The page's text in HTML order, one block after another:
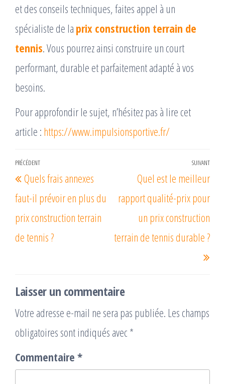
et des conseils techniques, faites appel à un
spécialiste de la prix construction terrain de
tennis. Vous pourrez ainsi construire un court
performant, durable et parfaitement adapté à vos
besoins.
Pour approfondir le sujet, n’hésitez pas à lire cet
article : https://www.impulsionsportive.fr/
Navigation
de
l’article
Article
précédent
PRÉCÉDENT
Quels frais annexes
faut-il prévoir en plus du
prix construction terrain
de tennis ?
SUIVANT
Quel est le meilleur
rapport qualité-prix pour
un prix construction
terrain de tennis durable ?
Laisser un commentaire
Votre adresse e-mail ne sera pas publiée. Les champs
obligatoires sont indiqués avec *
Commentaire *